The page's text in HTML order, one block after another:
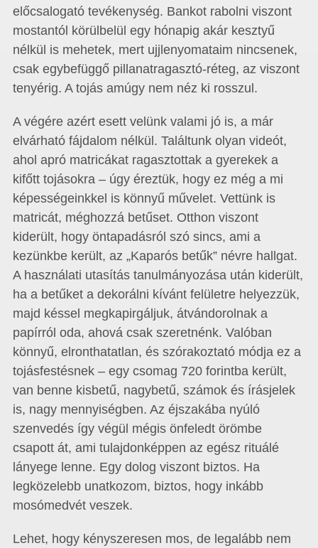
előcsalogató tevékenység. Bankot rabolni viszont
mostantól körülbelül egy hónapig akár kesztyű
nélkül is mehetek, mert ujjlenyomataim nincsenek,
csak egybefüggő pillanatragasztó-réteg, az viszont
tenyérig. A tojás amúgy nem néz ki rosszul.
A végére azért esett velünk valami jó is, a már
elvárható fájdalom nélkül. Találtunk olyan videót,
ahol apró matricákat ragasztottak a gyerekek a
kifőtt tojásokra – úgy éreztük, hogy ez még a mi
képességeinkkel is könnyű művelet. Vettünk is
matricát, méghozzá betűset. Otthon viszont
kiderült, hogy öntapadásról szó sincs, ami a
kezünkbe került, az „Kaparós betűk” névre hallgat.
A használati utasítás tanulmányozása után kiderült,
ha a betűket a dekorálni kívánt felületre helyezzük,
majd késsel megkapirgáljuk, átvándorolnak a
papírról oda, ahová csak szeretnénk. Valóban
könnyű, elronthatatlan, és szórakoztató módja ez a
tojásfestésnek – egy csomag 720 forintba került,
van benne kisbetű, nagybetű, számok és írásjelek
is, nagy mennyiségben. Az éjszakába nyúló
szenvedés így végül mégis önfeledt örömbe
csapott át, ami tulajdonképpen az egész rituálé
lányege lenne. Egy dolog viszont biztos. Ha
legközelebb unatkozom, biztos, hogy inkább
mosómedvét veszek.
Lehet, hogy kényszeresen mos, de legalább nem